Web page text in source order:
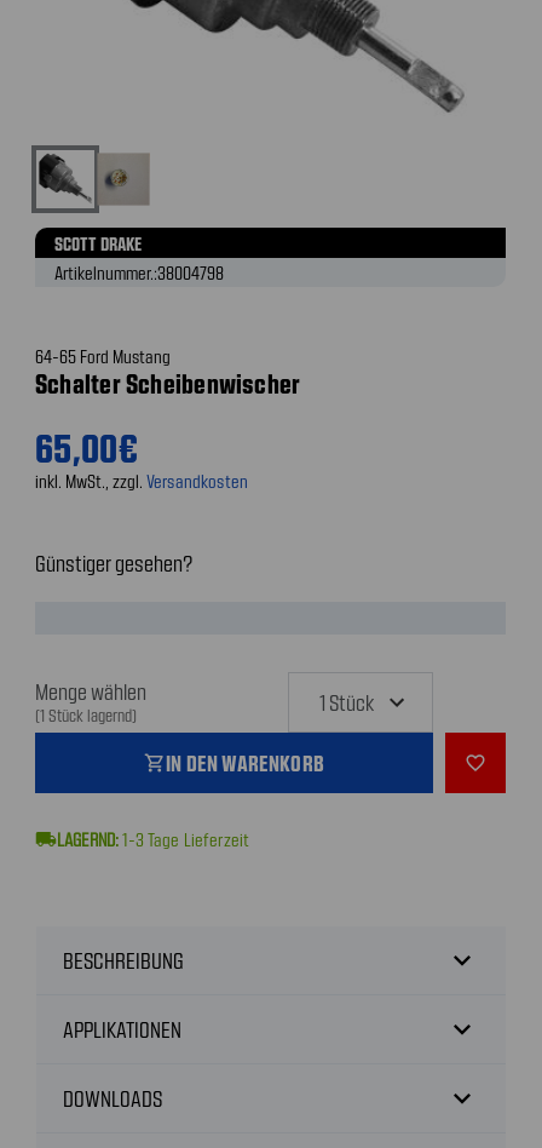
SCOTT DRAKE
Artikelnummer.:38004798
64-65 Ford Mustang
Schalter Scheibenwischer
65,00€
inkl. MwSt., zzgl. Versandkosten
Günstiger gesehen?
Menge wählen
(1 Stück lagernd)
shopping_cartIN DEN WARENKORB favorite_outline
local_shipping 1-3 Tage Lieferzeit
BESCHREIBUNG expand_more
APPLIKATIONEN expand_more
DOWNLOADS expand_more